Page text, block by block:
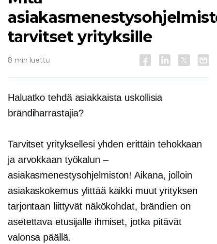
tarvitset yrityksille
8 min luettu
Haluatko tehdä asiakkaista uskollisia
brändiharrastajia?
Tarvitset yrityksellesi yhden erittäin tehokkaan
ja arvokkaan työkalun –
asiakasmenestysohjelmiston! Aikana, jolloin
asiakaskokemus ylittää kaikki muut yrityksen
tarjontaan liittyvät näkökohdat, brändien on
asetettava etusijalle ihmiset, jotka pitävät
valonsa päällä.